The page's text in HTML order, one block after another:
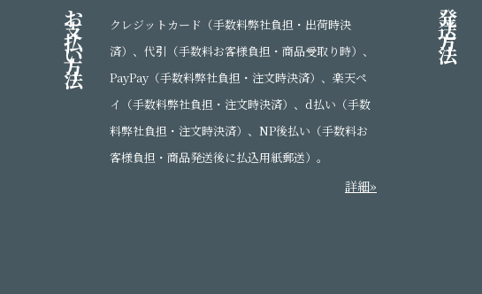
お
支
払
い
方
法
クレジットカード（手数料弊社負担・出荷時決
済）、代引（手数料お客様負担・商品受取り時）、
PayPay（手数料弊社負担・注文時決済）、楽天ペ
イ（手数料弊社負担・注文時決済）、d払い（手数
料弊社負担・注文時決済）、NP後払い（手数料お
客様負担・商品発送後に払込用紙郵送）。
詳細»
発
送
方
法